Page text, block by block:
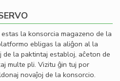
estas la konsorcia magazeno de la
ebligas la aliĝon al la
la paktintaj establoj, aĉeton de
multe pli. Vizitu ĝin tuj por
novaĵoj de la konsorcio.